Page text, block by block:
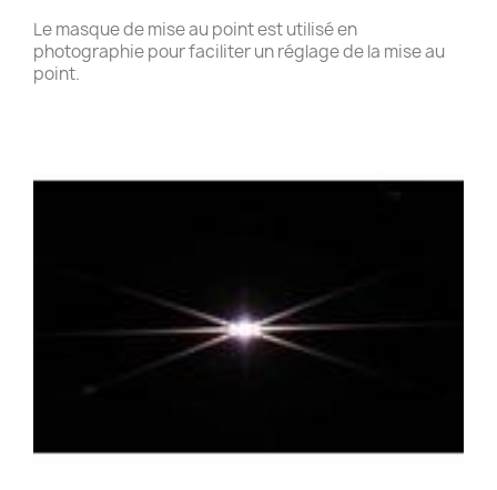
Le masque de mise au point est utilisé en
photographie pour faciliter un réglage de la mise au
point.